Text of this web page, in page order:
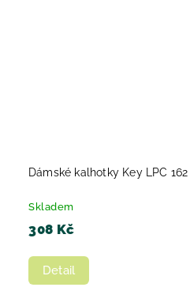
Dámské kalhotky Key LPC 162
Skladem
308 Kč
Detail